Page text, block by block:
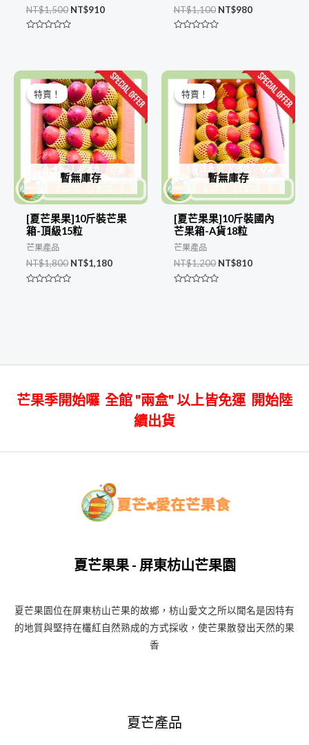
NT$1,500 NT$910
分
5
NT$1,100 NT$980
分
5
特賣！
暫無庫存
特賣！
[夏芒果果]10斤裝芒果
箱-頂級15粒
芒果產品
NT$1,800
始
價
格：
NT$1,800。
NT$1,180
目
前
價
格：
NT$1,180。
特賣！
暫無庫存
特賣！
[夏芒果果]10斤裝國內
芒果箱-A貨18粒
芒果產品
NT$1,200
始
價
格：
NT$1,200。
NT$810
目
前
價
格：
NT$810。
芒果季開始囉 全館 "兩盒" 以上皆免運 開始陸
續出貨
夏芒果果 - 屏東枋山芒果園
夏芒果園位在屏東枋山芒果的故鄉，枋山愛文之所以聞名是因特有
的地質與堅持在欉紅自然熟成的方式採收，使芒果散發出天然的果
香
夏芒產品